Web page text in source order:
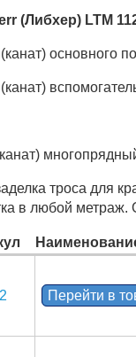
(Либхер) LTM
(канат)
(канат)
троса для
в любой метраж.
Перейти в